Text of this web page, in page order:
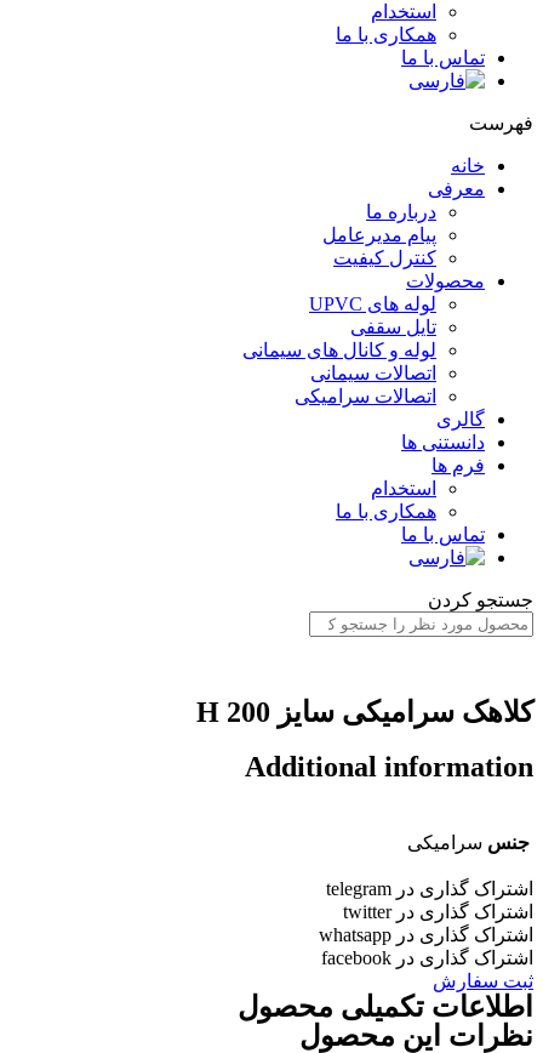
استخدام
همکاری با ما
تماس با ما
فهرست
خانه
معرفی
درباره ما
پیام مدیرعامل
کنترل کیفیت
محصولات
لوله های UPVC
تایل سقفی
لوله و کانال های سیمانی
اتصالات سیمانی
اتصالات سرامیکی
گالری
دانستنی ها
فرم ها
استخدام
همکاری با ما
تماس با ما
جستجو کردن
کلاهک سرامیکی سایز H 200
Additional information
جنس سرامیکی
اشتراک گذاری در telegram
اشتراک گذاری در twitter
اشتراک گذاری در whatsapp
اشتراک گذاری در facebook
ثبت سفارش
اطلاعات تکمیلی محصول
نظرات این محصول